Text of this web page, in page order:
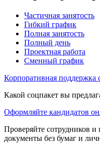
Частичная занятость
Гибкий график
Полная занятость
Полный день
Проектная работа
Сменный график
Корпоративная поддержка
Какой соцпакет вы
Оформляйте кандидатов
Проверяйте сотрудников
документы без бумаг и